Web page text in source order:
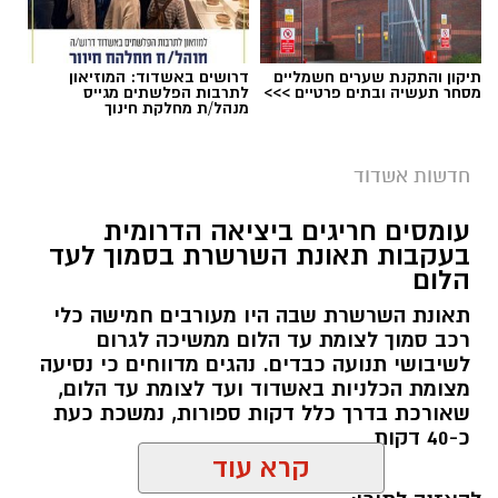
פראמדיק מיחידת האופנועים של מד"א אוראל
מד"א דניאל אוקנין סיפרו:"מדובר בתאונת דרכים
הגבר ו-2 הילדים שוכבים על החול כשאחד
מהילדים מחוסר הכרה וסובל מפגיעה רב
מערכתית. הענקנו להם טיפול רפואי ראשוני שכלל
עצירת דימומים, חבישות ומתן תרופות. העברנו את
2 הילדים שנפצעו קשה לניידות טיפול נמרץ של
מד"א ואת הגבר לאמבולנס של מד"א שהגיעו לחוף
ופינינו אותם לבית החולים כשמצבם יציב"
צילום: דוברות איחוד הצלה
עובדת בת 56 נפצעה היום (שישי) באורח בינוני
לאחר שנפלה מסולם במהלך עבודתה במחסן
באזור דרך הרכבת, מתחם ביג פאשן באשדוד.
כוחות ההצלה הוזעקו למקום בעקבות דיווח על
נפילה מגובה במהלך העבודה. עם הגעתם מצאו את
תיקון והתקנת שערים חשמליים
מסחר תעשיה ובתים פרטיים >>>
דרושים באשדוד: המוזיאון
לתרבות הפלשתים מגייס
מנהל/ת מחלקת חינוך
חדשות אשדוד
עומסים חריגים ביציאה הדרומית
בעקבות תאונת השרשרת בסמוך לעד
הלום
תאונת השרשרת שבה היו מעורבים חמישה כלי
רכב סמוך לצומת עד הלום ממשיכה לגרום
לשיבושי תנועה כבדים. נהגים מדווחים כי נסיעה
מצומת הכלניות באשדוד ועד לצומת עד הלום,
שאורכת בדרך כלל דקות ספורות, נמשכת כעת
כ-40 דקות
קרא עוד